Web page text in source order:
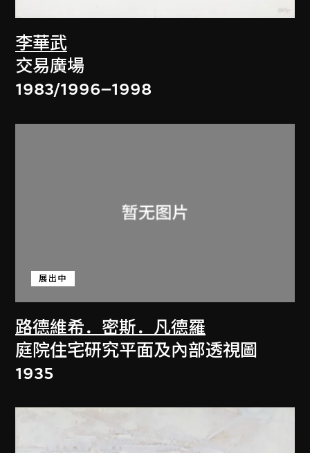
李華武
交易廣場
1983/1996–1998
路德維希．密斯．凡德羅
展出中
庭院住宅研究平面及內部透視圖
1935